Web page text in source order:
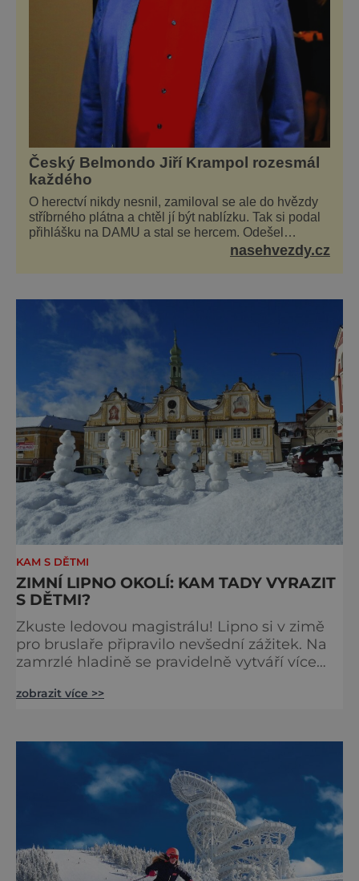
Český Belmondo Jiří Krampol rozesmál
každého
O herectví nikdy nesnil, zamiloval se ale do hvězdy
stříbrného plátna a chtěl jí být nablízku. Tak si podal
přihlášku na DAMU a stal se hercem. Odešel
žižkovský matador, který všude rozdával humor, i
když jemu samotnému do smíchu zrovna nebylo. Do
nasehvezdy.cz
KAM S DĚTMI
ZIMNÍ LIPNO OKOLÍ: KAM TADY VYRAZIT
S DĚTMI?
Zkuste ledovou magistrálu! Lipno si v zimě
pro bruslaře připravilo nevšední zážitek. Na
zamrzlé hladině se pravidelně vytváří více
která je jednou z nejdelších v Česku. Tato
přírodně vytvořená cesta se stala se natolik
oblíbenou, že p
zobrazit více >>